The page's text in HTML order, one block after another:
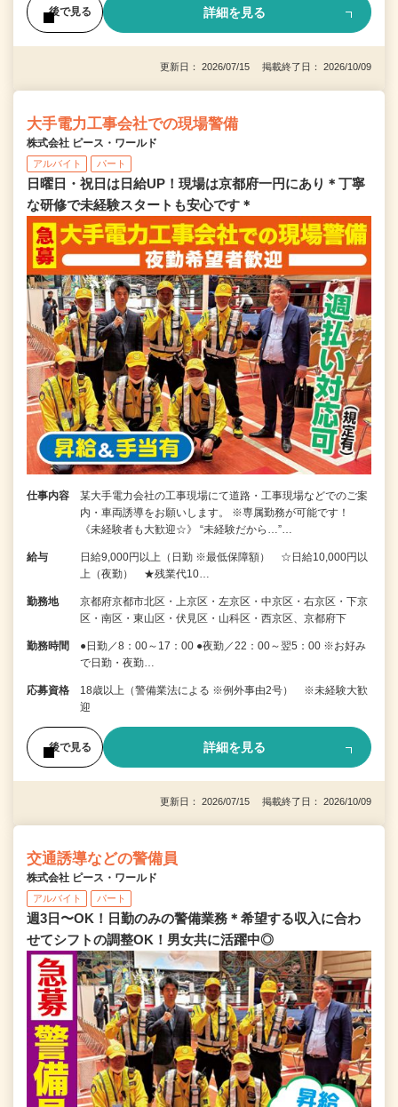
後で見る 詳細を見る
更新日： 2026/07/15 掲載終了日： 2026/10/09
大手電力工事会社での現場警備
株式会社 ピース・ワールド
アルバイト パート
日曜日・祝日は日給UP！現場は京都府一円にあり＊丁寧
な研修で未経験スタートも安心です＊
仕事内容
某大手電力会社の工事現場にて道路・工事現場などでのご案
内・車両誘導をお願いします。 ※専属勤務が可能です！
《未経験者も大歓迎☆》 “未経験だから…”…
給与
日給9,000円以上（日勤 ※最低保障額） ☆日給10,000円以
上（夜勤） ★残業代10…
勤務地
京都府京都市北区・上京区・左京区・中京区・右京区・下京
区・南区・東山区・伏見区・山科区・西京区、京都府下
勤務時間
●日勤／8：00～17：00 ●夜勤／22：00～翌5：00 ※お好み
で日勤・夜勤…
応募資格
18歳以上（警備業法による ※例外事由2号） ※未経験大歓
迎
後で見る 詳細を見る
更新日： 2026/07/15 掲載終了日： 2026/10/09
交通誘導などの警備員
株式会社 ピース・ワールド
アルバイト パート
週3日〜OK！日勤のみの警備業務＊希望する収入に合わ
せてシフトの調整OK！男女共に活躍中◎